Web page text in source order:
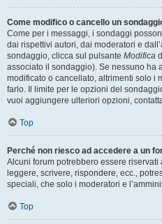
Come modifico o cancello un
Come per i messaggi, i sondaggi
dai rispettivi autori, dai moderatori e
sondaggio, clicca sul pulsante Modifica
associato il sondaggio). Se nessuno ha
modificato o cancellato, altrimenti solo i
farlo. Il limite per le opzioni del
vuoi aggiungere ulteriori opzioni,
Top
Perché non riesco ad accedere a un
Alcuni forum potrebbero essere
leggere, scrivere, rispondere, ecc.,
speciali, che solo i moderatori e
Top